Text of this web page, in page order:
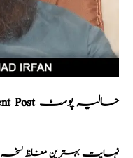
Recent Post حالیہ پوسٹ
نہایت بہترین مغلظ نسخہ